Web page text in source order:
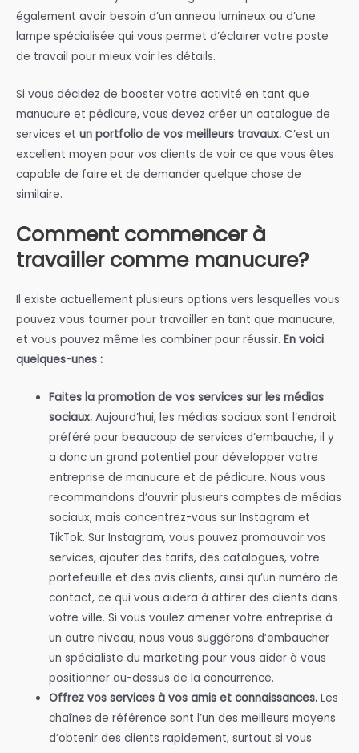
également avoir besoin d’un anneau lumineux ou d’une
lampe spécialisée qui vous permet d’éclairer votre poste
de travail pour mieux voir les détails.
Si vous décidez de booster votre activité en tant que
manucure et pédicure, vous devez créer un catalogue de
services et un portfolio de vos meilleurs travaux. C’est un
excellent moyen pour vos clients de voir ce que vous êtes
capable de faire et de demander quelque chose de
similaire.
Comment commencer à
travailler comme manucure?
Il existe actuellement plusieurs options vers lesquelles vous
pouvez vous tourner pour travailler en tant que manucure,
et vous pouvez même les combiner pour réussir. En voici
quelques-unes :
Faites la promotion de vos services sur les médias
sociaux.Aujourd’hui, les médias sociaux sont l’endroit
préféré pour beaucoup de services d’embauche, il y
a donc un grand potentiel pour développer votre
entreprise de manucure et de pédicure. Nous vous
recommandons d’ouvrir plusieurs comptes de médias
sociaux, mais concentrez-vous sur Instagram et
TikTok. Sur Instagram, vous pouvez promouvoir vos
services, ajouter des tarifs, des catalogues, votre
portefeuille et des avis clients, ainsi qu’un numéro de
contact, ce qui vous aidera à attirer des clients dans
votre ville. Si vous voulez amener votre entreprise à
un autre niveau, nous vous suggérons d’embaucher
un spécialiste du marketing pour vous aider à vous
positionner au-dessus de la concurrence.
Offrez vos services à vos amis et connaissances.Les
chaînes de référence sont l’un des meilleurs moyens
d’obtenir des clients rapidement, surtout si vous